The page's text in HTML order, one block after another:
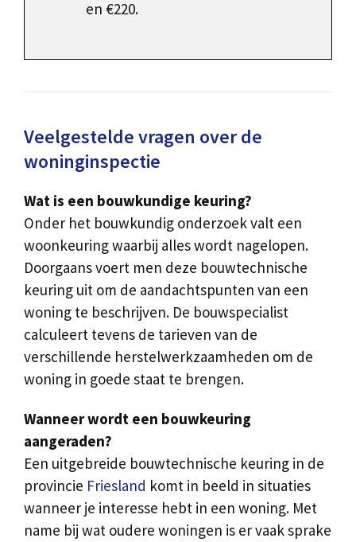
en €220.
Veelgestelde vragen over de
woninginspectie
Wat is een bouwkundige keuring?
Onder het bouwkundig onderzoek valt een
woonkeuring waarbij alles wordt nagelopen.
Doorgaans voert men deze bouwtechnische
keuring uit om de aandachtspunten van een
woning te beschrijven. De bouwspecialist
calculeert tevens de tarieven van de
verschillende herstelwerkzaamheden om de
woning in goede staat te brengen.
Wanneer wordt een bouwkeuring
aangeraden?
Een uitgebreide bouwtechnische keuring in de
provincie Friesland komt in beeld in situaties
wanneer je interesse hebt in een woning. Met
name bij wat oudere woningen is er vaak sprake